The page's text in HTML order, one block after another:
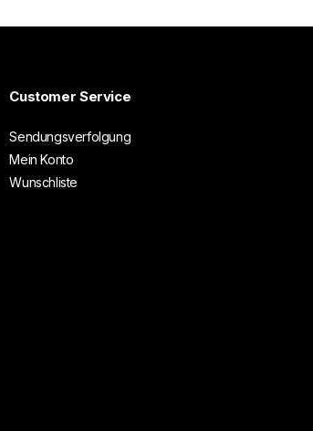
Customer Service
Sendungsverfolgung
Mein Konto
Wunschliste